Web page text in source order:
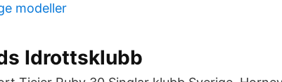
modeller
Idrottsklubb